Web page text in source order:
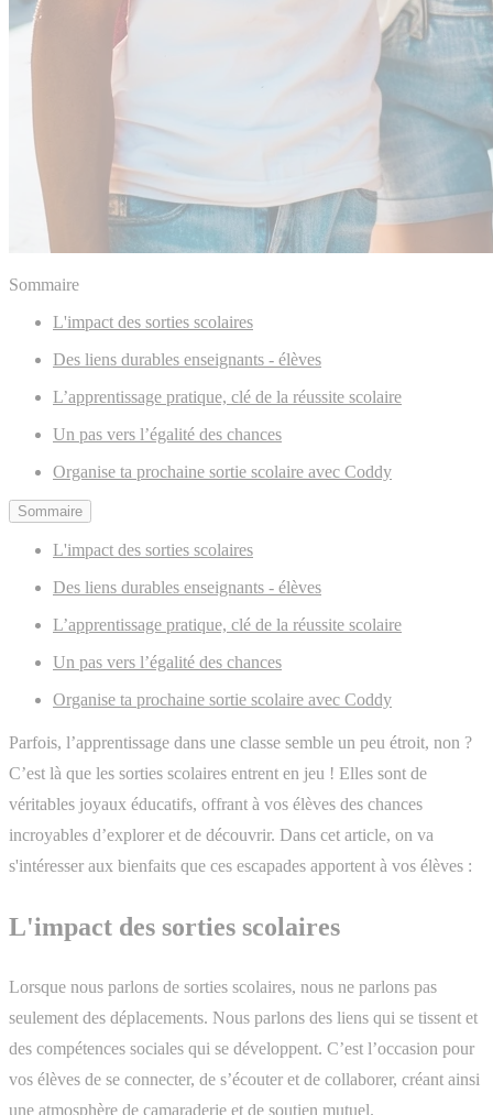
Sommaire
L'impact des sorties scolaires
Des liens durables enseignants - élèves
L’apprentissage pratique, clé de la réussite scolaire
Un pas vers l’égalité des chances
Organise ta prochaine sortie scolaire avec Coddy
Sommaire
L'impact des sorties scolaires
Des liens durables enseignants - élèves
L’apprentissage pratique, clé de la réussite scolaire
Un pas vers l’égalité des chances
Organise ta prochaine sortie scolaire avec Coddy
Parfois, l’apprentissage dans une classe semble un peu étroit, non ?
C’est là que les sorties scolaires entrent en jeu ! Elles sont de
véritables joyaux éducatifs, offrant à vos élèves des chances
incroyables d’explorer et de découvrir. Dans cet article, on va
s'intéresser aux bienfaits que ces escapades apportent à vos élèves :
L'impact des sorties scolaires
Lorsque nous parlons de sorties scolaires, nous ne parlons pas
seulement des déplacements. Nous parlons des liens qui se tissent et
des compétences sociales qui se développent. C’est l’occasion pour
vos élèves de se connecter, de s’écouter et de collaborer, créant ainsi
une atmosphère de camaraderie et de soutien mutuel.